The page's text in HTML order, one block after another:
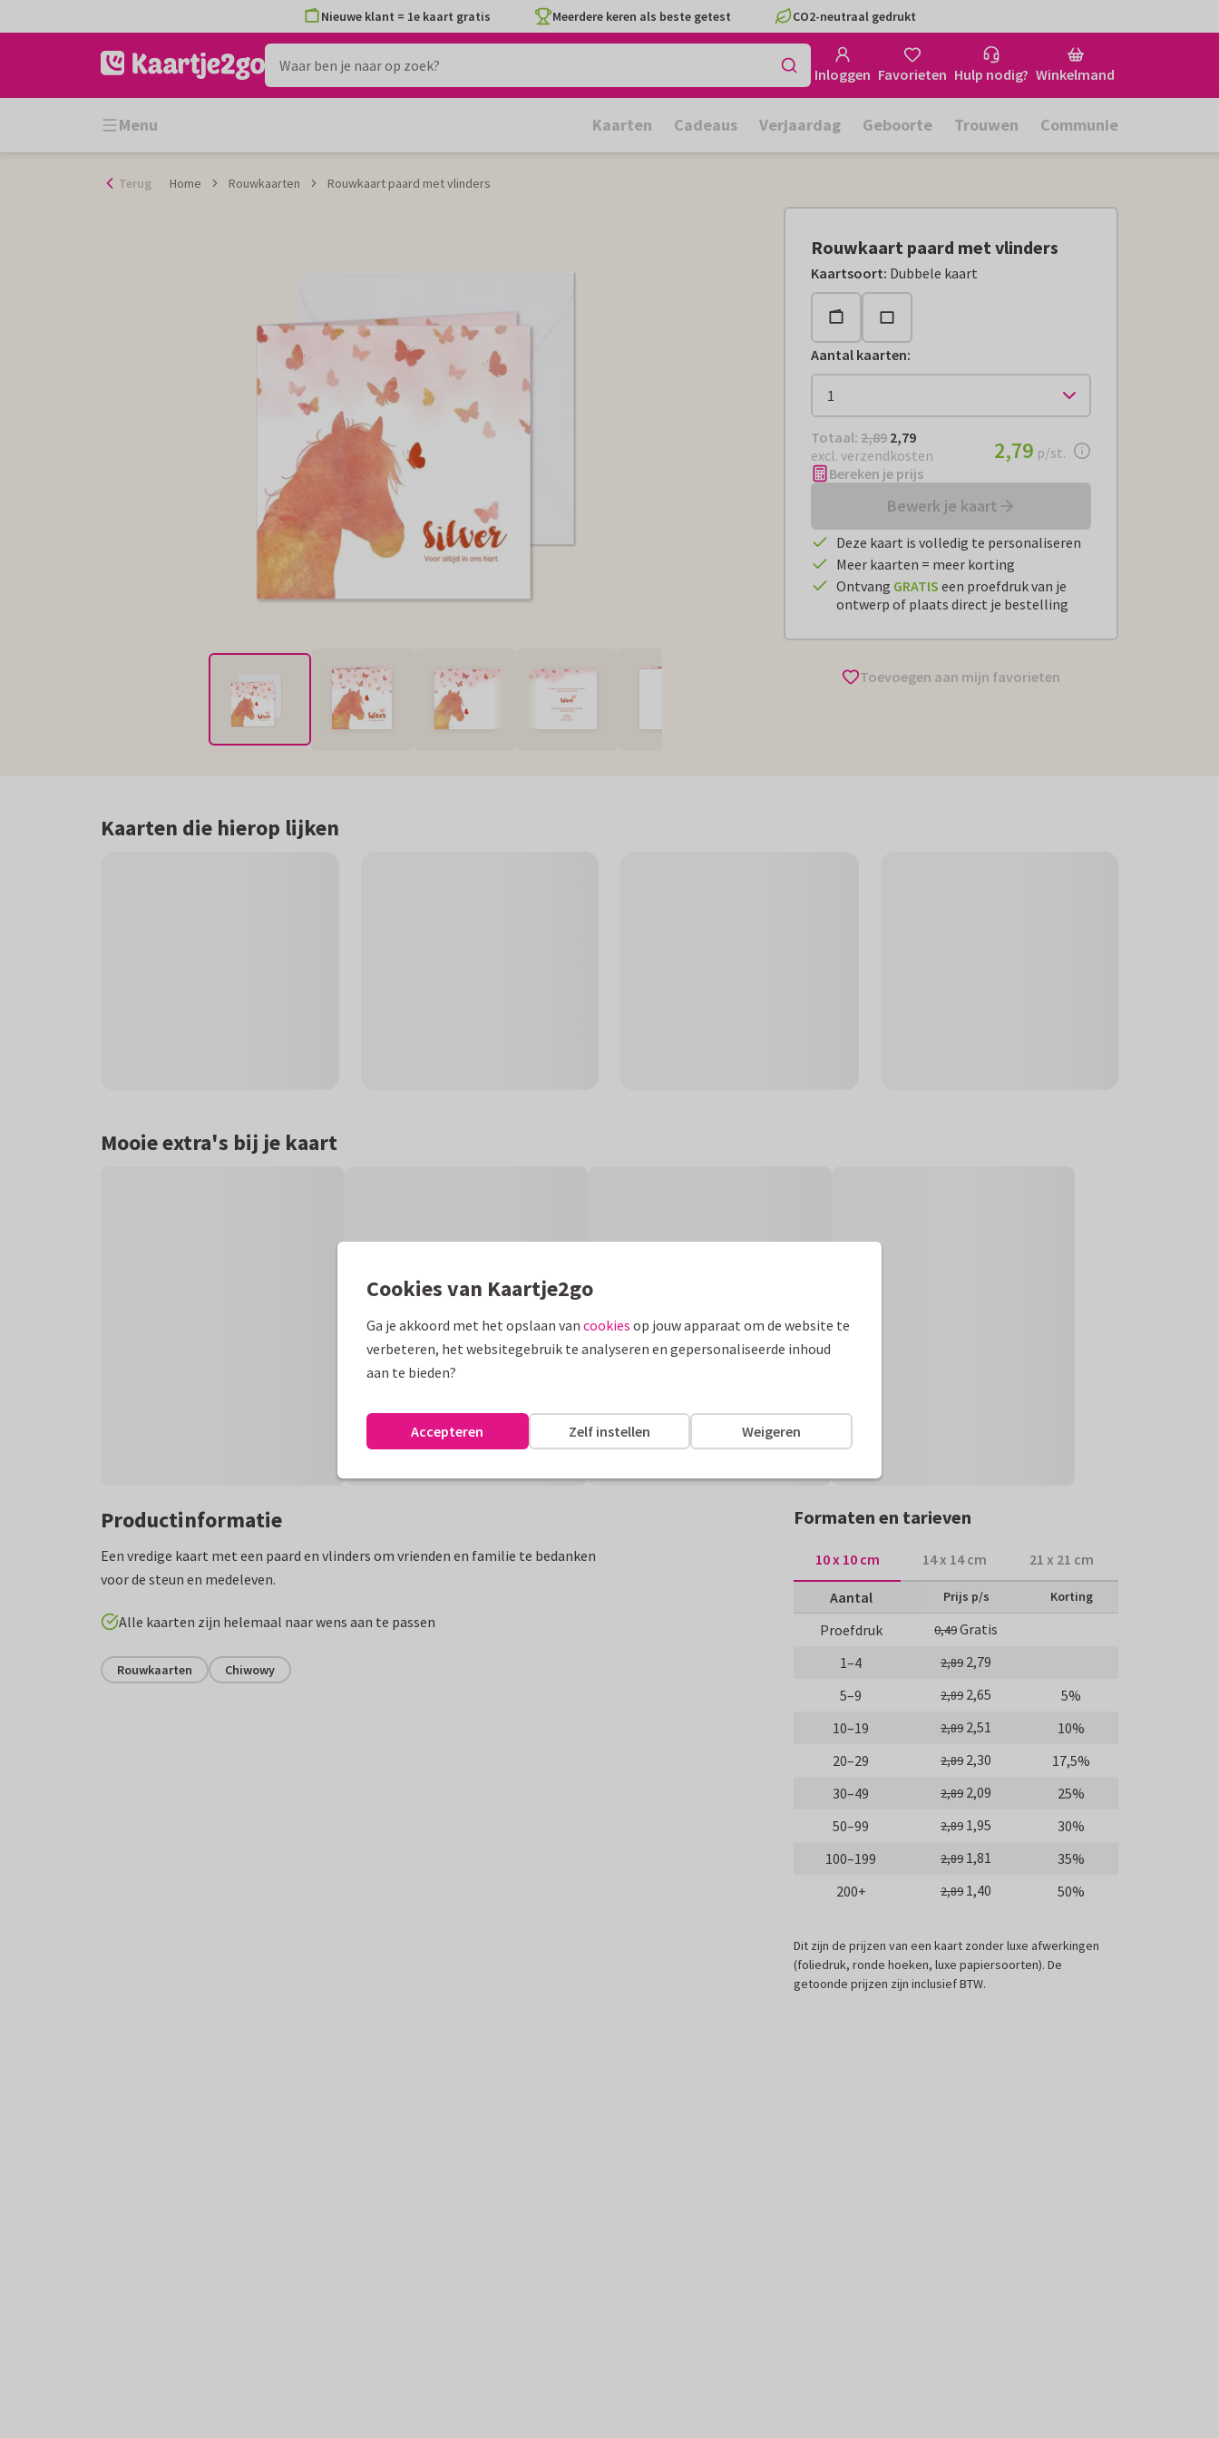
naar
Nieuwe klant = 1e kaart gratis Meerdere keren als beste getest CO2-neutraal gedrukt
Inloggen Favorieten Hulp nodig? Winkelmand
Menu Kaarten Cadeaus Verjaardag Geboorte Trouwen Communie
Terug Home Rouwkaarten Rouwkaart paard met vlinders
Rouwkaart paard met vlinders
Kaartsoort: Dubbele kaart
Aantal kaarten:
Totaal: € 2,79
Totaal: 2,89 2,79
excl. verzendkosten
€ 2,79per stuk
2,79 p/st.
Bereken je prijs
Bewerk je kaart
Deze kaart is volledig te personaliseren
Meer kaarten = meer korting
Ontvang GRATIS een proefdruk van je
ontwerp of plaats direct je bestelling
Toevoegen aan mijn favorieten
Kaarten die hierop lijken
Mooie extra's bij je kaart
Productinformatie
Een vredige kaart met een paard en vlinders om vrienden en familie te bedanken
voor de steun en medeleven.
Alle kaarten zijn helemaal naar wens aan te passen
Rouwkaarten Chiwowy
Formaten en tarieven
10 x 10 cm 14 x 14 cm 21 x 21 cm
Aantal Prijs p/s Korting
Proefdruk 0,49Gratis
1–4
2,89 2,79
5–9
2,89 2,65
5%
10–19
2,89 2,51
10%
20–29
2,89 2,30
17,5%
30–49
2,89 2,09
25%
50–99
2,89 1,95
30%
100–199
2,89 1,81
35%
200+
2,89 1,40 50%
Dit zijn de prijzen van een kaart zonder luxe afwerkingen
(foliedruk, ronde hoeken, luxe papiersoorten). De
getoonde prijzen zijn inclusief BTW.
Cookies van Kaartje2go
Ga je akkoord met het opslaan van cookies op jouw apparaat om de website te
verbeteren, het websitegebruik te analyseren en gepersonaliseerde inhoud
aan te bieden?
Weigeren
Zelf instellen
Accepteren